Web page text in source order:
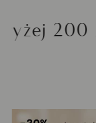
200 zł